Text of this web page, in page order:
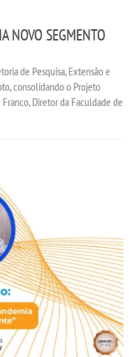
NOVO SEGMENTO
de Pesquisa, Extensão e
consolidando o Projeto
Diretor da Faculdade de